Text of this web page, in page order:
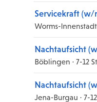
Servicekraft (w/
Worms-
Nachtaufsicht
Böblingen · 7-12
Nachtaufsicht
Jena-Burgau · 7-